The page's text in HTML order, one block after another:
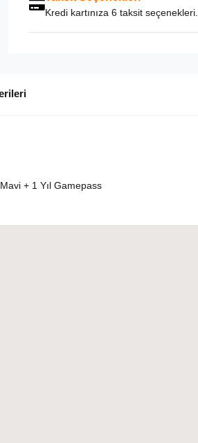
Kredi kartınıza 6 taksit seçenekleri.
+ 1 Yıl Gamepass